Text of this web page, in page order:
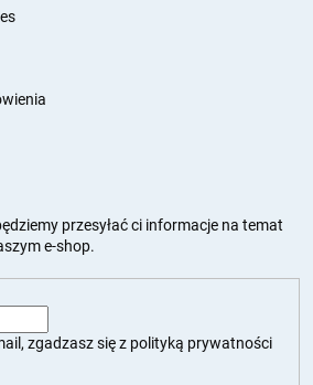
przesyłać ci informacje na temat
e-shop.
zgadzasz się z polityką prywatności